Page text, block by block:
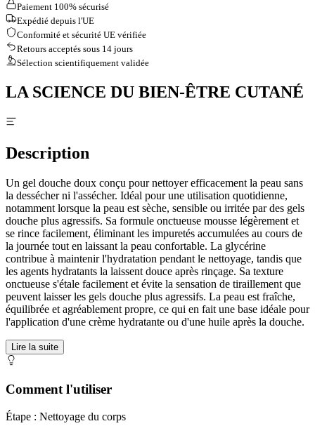
Paiement 100% sécurisé
Expédié depuis l'UE
Conformité et sécurité UE vérifiée
Retours acceptés sous 14 jours
Sélection scientifiquement validée
LA SCIENCE DU BIEN-ÊTRE CUTANÉ
Description
Un gel douche doux conçu pour nettoyer efficacement la peau sans
la dessécher ni l'assécher. Idéal pour une utilisation quotidienne,
notamment lorsque la peau est sèche, sensible ou irritée par des gels
douche plus agressifs. Sa formule onctueuse mousse légèrement et
se rince facilement, éliminant les impuretés accumulées au cours de
la journée tout en laissant la peau confortable. La glycérine
contribue à maintenir l'hydratation pendant le nettoyage, tandis que
les agents hydratants la laissent douce après rinçage. Sa texture
onctueuse s'étale facilement et évite la sensation de tiraillement que
peuvent laisser les gels douche plus agressifs. La peau est fraîche,
équilibrée et agréablement propre, ce qui en fait une base idéale pour
l'application d'une crème hydratante ou d'une huile après la douche.
Lire la suite
Comment l'utiliser
Étape : Nettoyage du corps